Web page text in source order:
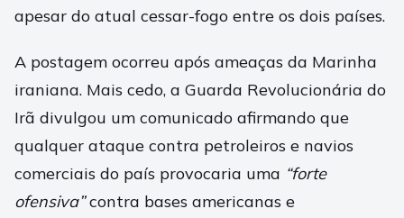
apesar do atual cessar-fogo entre os dois países.
A postagem ocorreu após ameaças da Marinha
iraniana. Mais cedo, a Guarda Revolucionária do
Irã divulgou um comunicado afirmando que
qualquer ataque contra petroleiros e navios
comerciais do país provocaria uma “forte
ofensiva”contra bases americanas e